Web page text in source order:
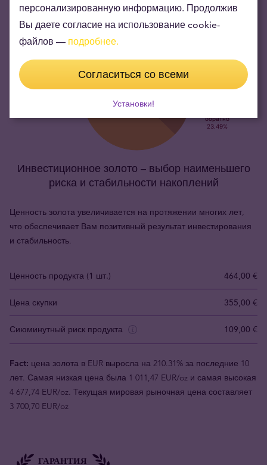
Инвестиционное золото – выбор наименьшего
риска и стабильности накоплений
Ценность золота увеличивается на протяжении многих лет,
что обеспечивает Вам позитивный результат инвестирования
и стабильность.
Ценность продукта (1 шт.) 464,00 €
Цена скупки 355,00 €
Сиюминутный риск продукта 109,00 €
Fact: цена золота в EUR выросла на 210.31% за последние 10
лет. Самая низкая цена была 1 011,47 EUR/oz и самая высокая
4 677,74 EUR/oz. Текущая мировая рыночная цена составляет
3 700,70 EUR/oz
персонализированную информацию. Продолжив
Вы даете согласие на использование cookie-
файлов — подробнее.
Согласиться со всеми
Установки!